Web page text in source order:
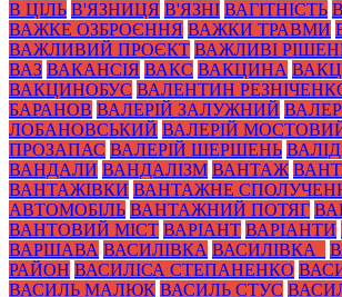
В ЦІЛЬ В'ЯЗНИЦЯ В'ЯЗНІ ВАГІТНІСТЬ
ВАЖКЕ ОЗБРОЄННЯ ВАЖКИ ТРАВМИ
ВАЖЛИВИЙ ПРОЄКТ ВАЖЛИВІ
ВАЗ ВАКАНСІЯ ВАКС ВАКЦИНА
ВАКЦИНОБУС ВАЛЕНТИН
БАРАНОВ ВАЛЕРІЙ ЗАЛУЖНИЙ
ЛОБАНОВСЬКИЙ ВАЛЕРІЙ
ПРОЗАПАС ВАЛЕРІЙ ШЕРШЕНЬ
ВАНДАЛИ ВАНДАЛІЗМ ВАНТАЖ
ВАНТАЖІВКИ ВАНТАЖНЕ
АВТОМОБІЛЬ ВАНТАЖНИЙ ПОТЯГ
ВАНТОВИЙ МІСТ ВАРІАНТ ВАРІАНТИ
ВАРШАВА ВАСИЛІВКА ВАСИЛІВКА_
РАЙОН ВАСИЛІСА СТЕПАНЕНКО
ВАСИЛЬ МАЛЮК ВАСИЛЬ СТУС